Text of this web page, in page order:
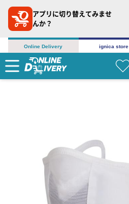
アプリに切り替えてみませ
んか？
Online Delivery ignica store